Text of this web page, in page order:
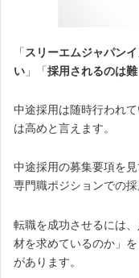
「 スリーエムジャパン
い 」「採用されるのは難
中途採用は随時行われ
は高めと言えます。
中途採用の募集要項を
専門職ポジションでの
転職を成功させるには
材を求めているのか」
があります。